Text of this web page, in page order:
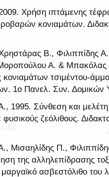
Χρήση ιπτάμενης
κονιαμάτων.
Χρηστάρας Β.,
Α. & Μπακόλας
τσιμέντου-
1ο Πανελ. Συν.
Α., 1995. Σύνθεση και
ζεόλιθους.
Μισαηλίδης Π.,
της αλληλεπίδρασης
ασβεστόλιθο του